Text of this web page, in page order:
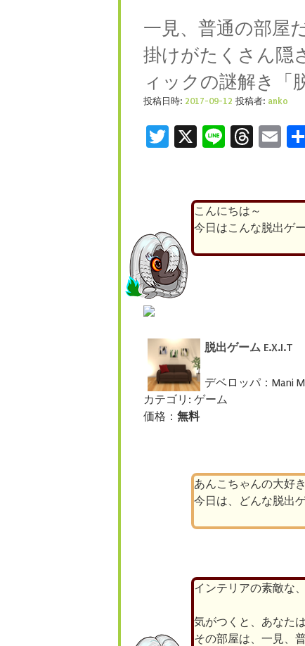
一見、普通の部屋
掛けがたくさん隠
ィックの謎解き「
投稿日時: 2017-09-12 投稿者: anko
Twitter
X Line
こんにちは～
今日はこんな脱出ゲ
脱出ゲーム E.X.I.T
デベロッパ：Mani
カテゴリ: ゲーム
価格： 無料
あんこちゃんの大好
今日は、どんな脱出
インテリアの素敵な
気がつくと、あなた
その部屋は、一見、